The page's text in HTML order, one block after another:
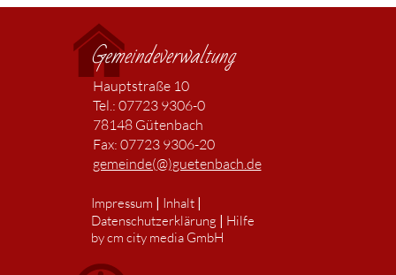
Gemeindeverwaltung
Hauptstraße 10
Tel.: 07723 9306-0
78148 Gütenbach
Fax: 07723 9306-20
gemeinde(@)guetenbach.de
Impressum | Inhalt|
Datenschutzerklärung | Hilfe
by cm city media GmbH